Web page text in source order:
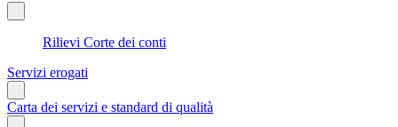
Rilievi Corte dei conti
Servizi erogati
Carta dei servizi e standard di qualità